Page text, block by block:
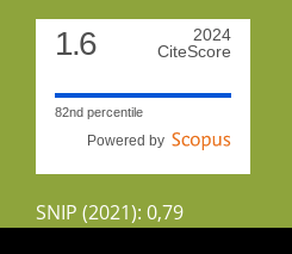
1.6
2024
CiteScore
82nd percentile
Powered by
SNIP (2021): 0,79